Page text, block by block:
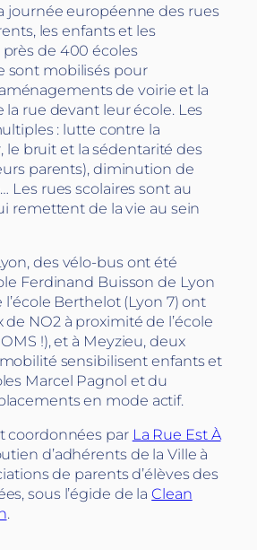
journée européenne des rues
les enfants et les
de 400 écoles
sont mobilisés pour
de voirie et la
rue devant leur école. Les
: lutte contre la
le bruit et la sédentarité des
parents), diminution de
Les rues scolaires sont au
remettent de la vie au sein
des vélo-bus ont été
Ferdinand Buisson de Lyon
l’école Berthelot (Lyon 7) ont
NO2 à proximité de l’école
!), et à Meyzieu, deux
sensibilisent enfants et
Marcel Pagnol et du
en mode actif.
coordonnées par La Rue Est À
d’adhérents de la Ville à
de parents d’élèves des
sous l’égide de la Clean
.